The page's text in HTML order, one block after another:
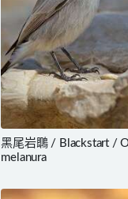
黑尾岩䳭 / Blackstart /
melanura